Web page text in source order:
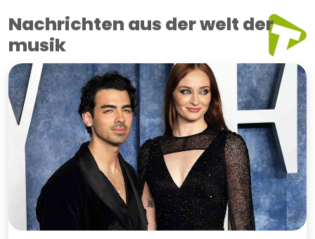
Nachrichten aus der welt der
musik